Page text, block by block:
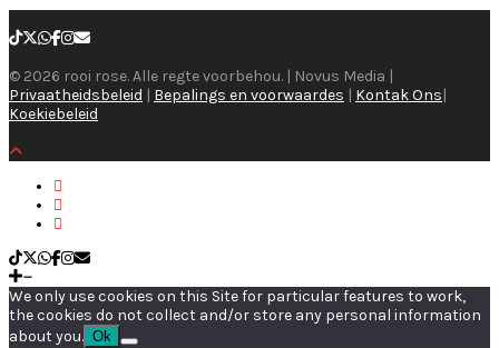
© 2026 rooi rose. Alle regte voorbehou. | Novus Media |
Privaatheidsbeleid | Bepalings en voorwaardes | Kontak Ons|
Koekiebeleid
We only use cookies on this Site for particular features to work,
the cookies do not collect and/or store any personal information
about you. Ok